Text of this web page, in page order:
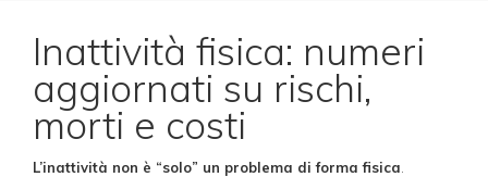
Inattività fisica: numeri
aggiornati su rischi,
morti e costi
L’inattività non è “solo” un problema di forma fisica